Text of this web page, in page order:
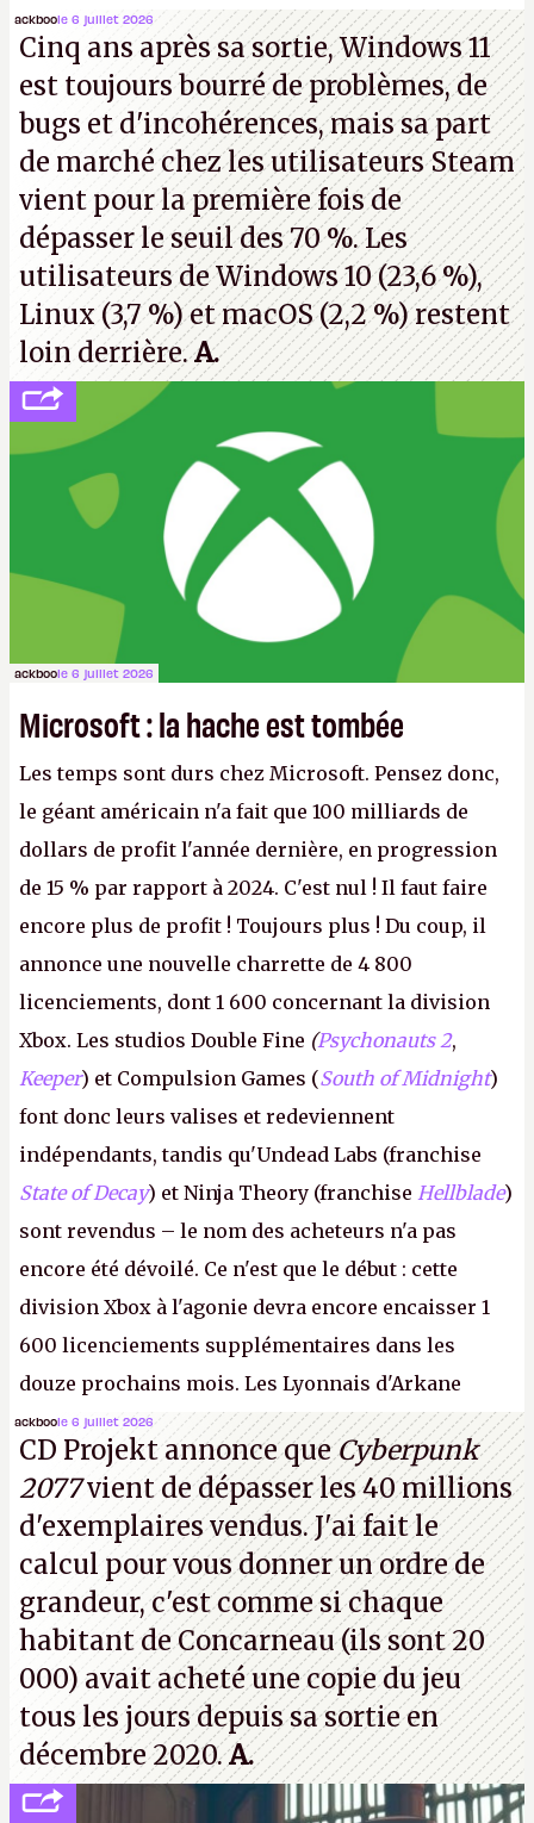
Microsoft, mais le syndicat des employés confirme
de nombreux licenciements.A.
ackboole 6 juillet 2026
Cinq ans après sa sortie, Windows 11
est toujours bourré de problèmes, de
bugs et d'incohérences, mais sa part
de marché chez les utilisateurs Steam
vient pour la première fois de
dépasser le seuil des 70 %. Les
utilisateurs de Windows 10 (23,6 %),
Linux (3,7 %) et macOS (2,2 %) restent
loin derrière.A.
ackboole 6 juillet 2026
Microsoft : la hache est tombée
Les temps sont durs chez Microsoft. Pensez donc,
le géant américain n'a fait que 100 milliards de
dollars de profit l'année dernière, en progression
de 15 % par rapport à 2024. C'est nul ! Il faut faire
encore plus de profit ! Toujours plus ! Du coup, il
annonce une nouvelle charrette de 4 800
licenciements, dont 1 600 concernant la division
Xbox. Les studios Double Fine (Psychonauts 2,
Keeper) et Compulsion Games (South of Midnight)
font donc leurs valises et redeviennent
indépendants, tandis qu'Undead Labs (franchise
State of Decay) et Ninja Theory (franchise Hellblade)
sont revendus – le nom des acheteurs n'a pas
encore été dévoilé. Ce n'est que le début : cette
division Xbox à l'agonie devra encore encaisser 1
600 licenciements supplémentaires dans les
douze prochains mois. Les Lyonnais d'Arkane
(Dishonored, Deathloop) pourraient faire partie des
prochaines victimes, puisque Microsoft a confirmé
vouloir se séparer du studio.A.
ackboole 6 juillet 2026
CD Projekt annonce queCyberpunk
2077vient de dépasser les 40 millions
d'exemplaires vendus. J'ai fait le
calcul pour vous donner un ordre de
grandeur, c'est comme si chaque
habitant de Concarneau (ils sont 20
000) avait acheté une copie du jeu
tous les jours depuis sa sortie en
décembre 2020.A.